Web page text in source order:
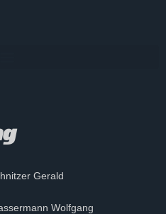
Gerald
Wolfgang